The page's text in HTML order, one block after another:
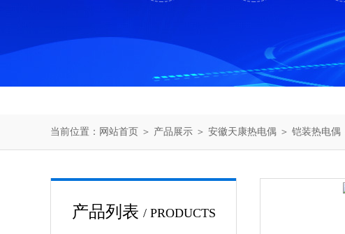
当前位置： 网站首页 ＞ 产品展示 ＞ 安徽天康热电偶 ＞ 铠装热电偶
产品列表 / PRODUCTS